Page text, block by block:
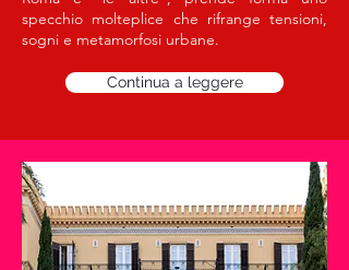
specchio molteplice che rifrange tensioni,
sogni e metamorfosi urbane.
Continua a leggere